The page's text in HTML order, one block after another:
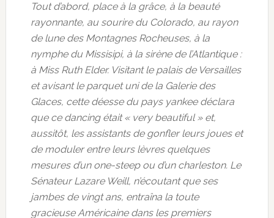
Tout d’abord, place à la grâce, à la beauté
rayonnante, au sourire du Colorado, au rayon
de lune des Montagnes Rocheuses, à la
nymphe du Missisipi, à la sirène de l’Atlantique :
à Miss Ruth Elder. Visitant le palais de Versailles
et avisant le parquet uni de la Galerie des
Glaces, cette déesse du pays yankee déclara
que ce dancing était « very beautiful » et,
aussitôt, les assistants de gonfler leurs joues et
de moduler entre leurs lèvres quelques
mesures d’un one-steep ou d’un charleston. Le
Sénateur Lazare Weill, n’écoutant que ses
jambes de vingt ans, entraîna la toute
gracieuse Américaine dans les premiers